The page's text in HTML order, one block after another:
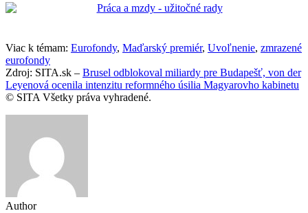
Viac k témam: Eurofondy, Maďarský premiér, Uvoľnenie, zmrazené
eurofondy
Zdroj: SITA.sk – Brusel odblokoval miliardy pre Budapešť, von der
Leyenová ocenila intenzitu reformného úsilia Magyarovho kabinetu
© SITA Všetky práva vyhradené.
Author